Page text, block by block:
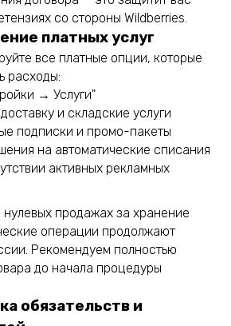
со стороны Wildberries.
платных услуг
все платные опции, которые
расходы:
→ Услуги"
и складские услуги
подписки и промо-пакеты
на автоматические списания
активных рекламных
продажах за хранение
операции продолжают
Рекомендуем полностью
до начала процедуры
обязательств и